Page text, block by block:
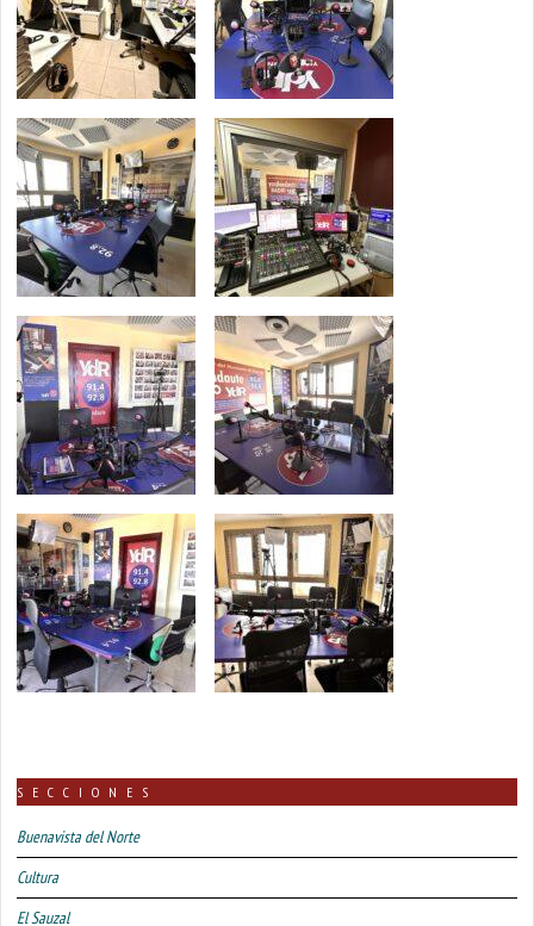
SECCIONES
Buenavista del Norte
Cultura
El Sauzal